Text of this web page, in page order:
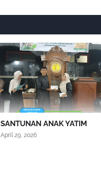
SANTUNAN ANAK YATIM
April 29, 2026